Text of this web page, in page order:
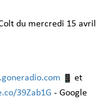
du mercredi 15 avril
et
39Zab1G - Google